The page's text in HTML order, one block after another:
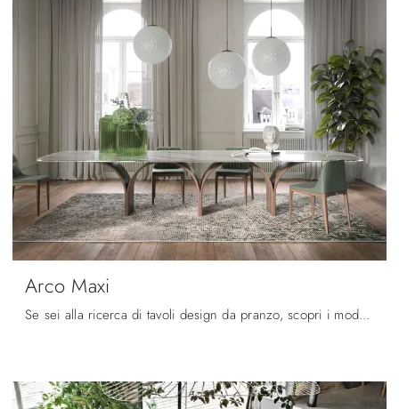
Arco Maxi
Se sei alla ricerca di tavoli design da pranzo, scopri i modelli fissi di Tonin Casa: clicca e scopri il modello Arco Maxi in vetro.